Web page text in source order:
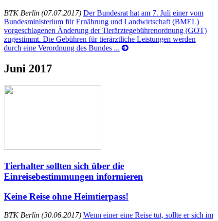
BTK Berlin (07.07.2017) Der Bundesrat hat am 7. Juli einer vom
Bundesministerium für Ernährung und Landwirtschaft (BMEL)
vorgeschlagenen Änderung der Tierärztegebührenordnung (GOT)
zugestimmt. Die Gebühren für tierärztliche Leistungen werden
durch eine Verordnung des Bundes ...
Juni 2017
Tierhalter sollten sich über die
Einreisebestimmungen informieren
Keine Reise ohne Heimtierpass!
BTK Berlin (30.06.2017) Wenn einer eine Reise tut, sollte er sich im